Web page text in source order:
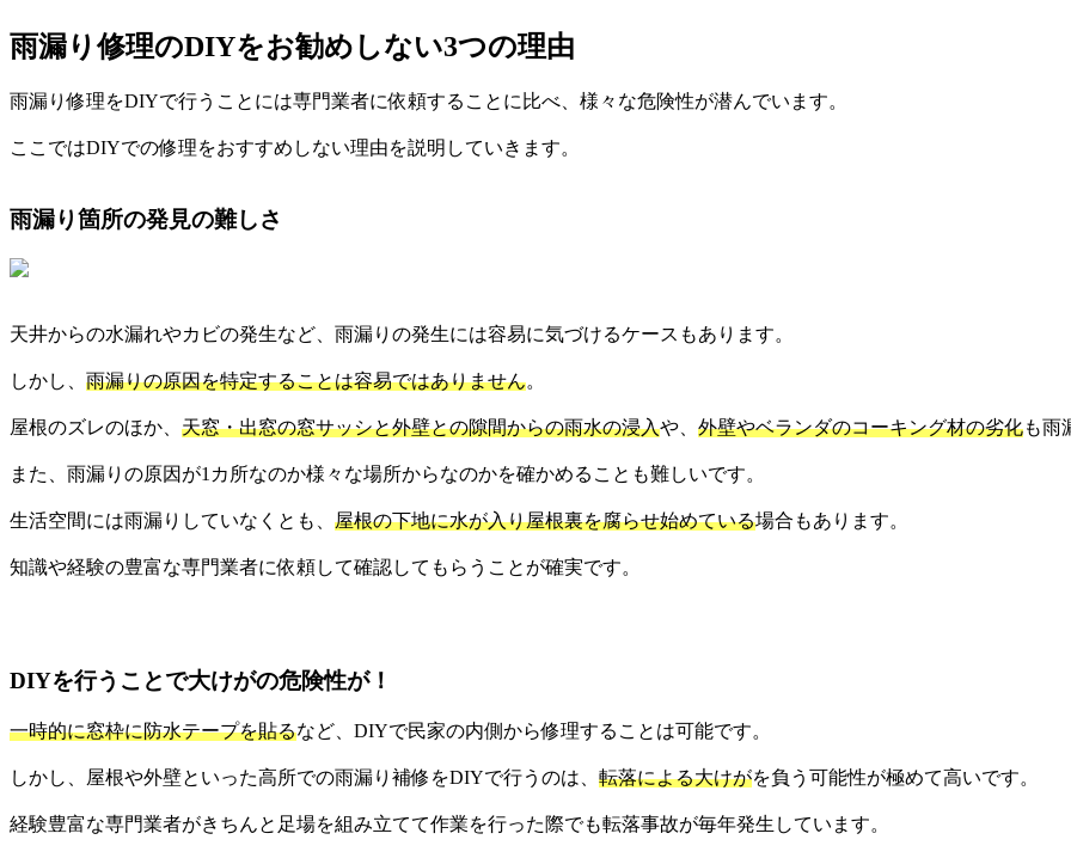
雨漏り修理のDIYをお勧めしない3つの理由
雨漏り修理をDIYで行うことには専門業者に依頼することに比べ、様々な危険性が潜んでいます。
ここではDIYでの修理をおすすめしない理由を説明していきます。
雨漏り箇所の発見の難しさ
天井からの水漏れやカビの発生など、雨漏りの発生には容易に気づけるケースもあります。
しかし、 雨漏りの原因を特定することは容易ではありません。
屋根のズレのほか、 天窓・出窓の窓サッシと外壁との隙間からの雨水の浸入や、 外壁やベランダのコーキング材の劣化も雨
また、雨漏りの原因が1カ所なのか様々な場所からなのかを確かめることも難しいです。
生活空間には雨漏りしていなくとも、 屋根の下地に水が入り屋根裏を腐らせ始めている場合もあります。
知識や経験の豊富な専門業者に依頼して確認してもらうことが確実です。
DIYを行うことで大けがの危険性が！
一時的に窓枠に防水テープを貼るなど、DIYで民家の内側から修理することは可能です。
しかし、屋根や外壁といった高所での雨漏り補修をDIYで行うのは、 転落による大けがを負う可能性が極めて高いです。
経験豊富な専門業者がきちんと足場を組み立てて作業を行った際でも転落事故が毎年発生しています。